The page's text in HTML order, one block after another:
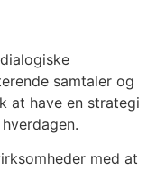
samtaler og
at have en strategi
med at